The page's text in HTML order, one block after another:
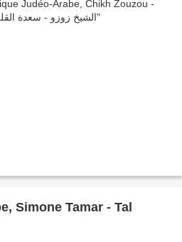
Simone Tamar - Tal